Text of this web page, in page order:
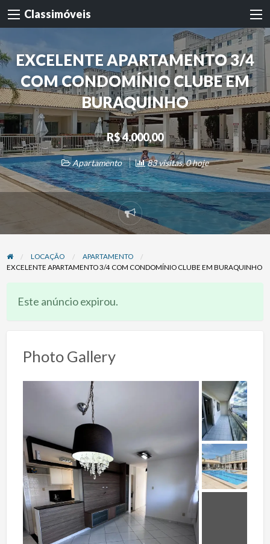
Classimóveis
EXCELENTE APARTAMENTO 3/4
COM CONDOMÍNIO CLUBE EM
BURAQUINHO
R$ 4.000,00
Apartamento 83 visitas, 0 hoje
Denunciar
problema
LOCAÇÃO
APARTAMENTO
EXCELENTE APARTAMENTO 3/4 COM CONDOMÍNIO CLUBE EM BURAQUINHO
Este anúncio expirou.
Photo Gallery